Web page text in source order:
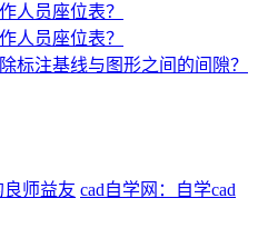
人员座位表？
人员座位表？
标注基线与图形之间的间隙？
cad自学网：自学cad